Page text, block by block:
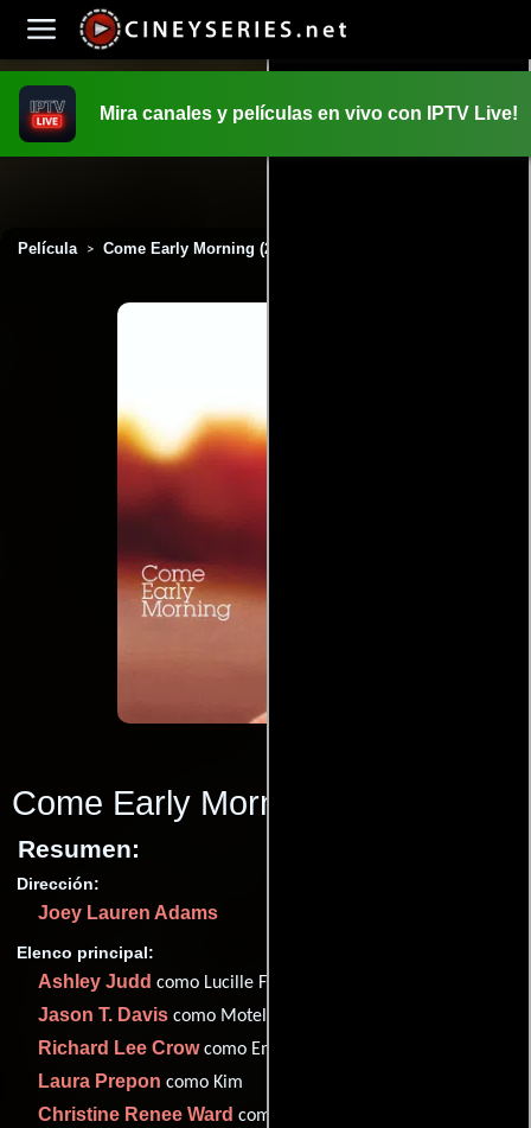
Mira canales y películas en vivo con IPTV Live!
Película > Come Early Morning (2006)
Come Early Morning
Resumen:
Dirección:
Joey Lauren Adams
Elenco principal:
Ashley Judd como Lucille Fowler
Jason T. Davis como Motel Man
Richard Lee Crowcomo Empleado de motel
Laura Prepon como Kim
Christine Renee Ward como Sue (as Christy Ward)